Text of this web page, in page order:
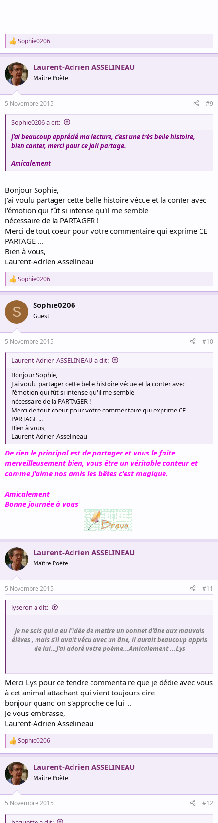
Il a toujours été de mémoire ancestrale
Le serviteur de l'homme et de tous ses fardeaux ...
Je n'oublierai jamais ces précieux moments
Ni ce regard gentil qui me revient souvent,
Ni même après longtemps ses soupirs et son chant,
Les plus beaux souvenirs se vivent au présent !
Laurent-Adrien ASSELINEAU
R
e
a
c
t
i
s
:
Sophie0206
Laurent-Adrien ASSELINEAU
Maître Poète
5 Novembre 2015 #9
Sophie0206 a dit:
J'ai beaucoup apprécié ma lecture, c'est une très belle histoire,
bien conter, merci pour ce joli partage.
Amicalement
Bonjour Sophie,
J'ai voulu partager cette belle histoire vécue et la conter avec
l'émotion qui fût si intense qu'il me semble
nécessaire de la PARTAGER !
Merci de tout coeur pour votre commentaire qui exprime CE
PARTAGE ...
Bien à vous,
Laurent-Adrien Asselineau
R
e
a
c
i
s
:
Sophie0206
S Sophie0206
Guest
5 Novembre 2015 #10
Laurent-Adrien ASSELINEAU a dit:
Bonjour Sophie,
J'ai voulu partager cette belle histoire vécue et la conter avec
l'émotion qui fût si intense qu'il me semble
nécessaire de la PARTAGER !
Merci de tout coeur pour votre commentaire qui exprime CE
PARTAGE ...
Bien à vous,
Laurent-Adrien Asselineau
De rien le principal est de partager et vous le faite
merveilleusement bien, vous être un véritable conteur et
comme j'aime nos amis les bêtes c'est magique.
Amicalement
Bonne journée à vous
Laurent-Adrien ASSELINEAU
Maître Poète
5 Novembre 2015 #11
lyseron a dit:
Je ne sais qui a eu l'idée de mettre un bonnet d'âne aux mauvais
élèves , mais s'il avait vécu avec un âne, il aurait beaucoup appris
de lui...J'ai adoré votre poème...Amicalement ...Lys
Merci Lys pour ce tendre commentaire que je dédie avec vous
à cet animal attachant qui vient toujours dire
bonjour quand on s'approche de lui ...
Je vous embrasse,
Laurent-Adrien Asselineau
R
e
a
c
t
i
s
:
Sophie0206
Laurent-Adrien ASSELINEAU
Maître Poète
5 Novembre 2015 #12